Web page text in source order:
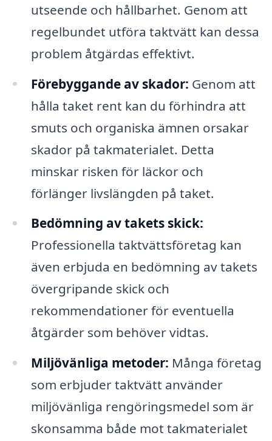
utseende och hållbarhet. Genom att
regelbundet utföra taktvätt kan dessa
problem åtgärdas effektivt.
Förebyggande av skador: Genom att
hålla taket rent kan du förhindra att
smuts och organiska ämnen orsakar
skador på takmaterialet. Detta
minskar risken för läckor och
förlänger livslängden på taket.
Bedömning av takets skick:
Professionella taktvättsföretag kan
även erbjuda en bedömning av takets
övergripande skick och
rekommendationer för eventuella
åtgärder som behöver vidtas.
Miljövänliga metoder: Många företag
som erbjuder taktvätt använder
miljövänliga rengöringsmedel som är
skonsamma både mot takmaterialet